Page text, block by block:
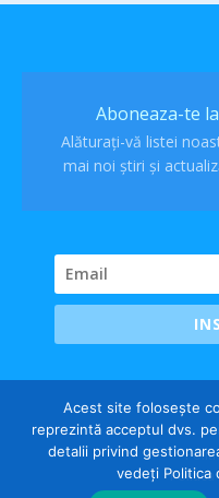
Aboneaza-te
Alăturați-vă listei
mai noi știri și
Acest site folosește
reprezintă acceptul dvs.
detalii privind
vedeți Politica